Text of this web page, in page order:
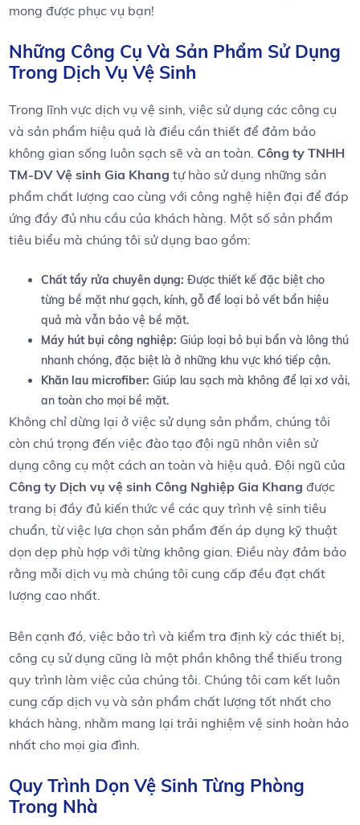
mong được phục vụ bạn!
Những Công Cụ Và Sản Phẩm Sử Dụng‌
Trong Dịch Vụ Vệ Sinh
Trong lĩnh​ vực ⁣dịch vụ vệ sinh,‍ việc sử dụng các công ‌cụ
và ⁣sản phẩm‌ hiệu quả là điều ‍cần thiết để ⁣đảm ‌bảo
‌không gian sống luôn sạch sẽ ​và an​ toàn. Công ty TNHH
TM-DV Vệ sinh Gia Khang tự hào sử dụng những ⁤sản
phẩm chất lượng cao cùng với công nghệ hiện đại để‌ đáp
ứng ⁤đầy đủ nhu cầu⁢ của khách hàng. Một ‍số ⁢sản ⁣phẩm
tiêu biểu mà chúng tôi sử dụng bao gồm:
Chất tẩy rửa chuyên dụng: Được thiết kế đặc biệt cho
từng bề‌ mặt như⁢ gạch, ‌kính, gỗ​ để ​loại ‌bỏ⁢ vết bẩn hiệu
quả mà vẫn bảo vệ bề mặt.
Máy hút bụi công nghiệp: Giúp loại bỏ bụi bẩn và lông thú
nhanh chóng, đặc biệt là ở những khu vực khó tiếp cận.
Khăn‌ lau microfiber: Giúp lau sạch mà không⁢ để⁤ lại xơ vải,
an toàn cho mọi bề mặt.
Không‍ chỉ dừng lại ở việc sử dụng sản ⁢phẩm, chúng tôi‌
còn chú trọng đến việc⁤ đào tạo⁤ đội ngũ ⁢nhân viên sử
dụng công ⁣cụ ⁢một cách an toàn và⁢ hiệu⁣ quả. Đội ngũ của
Công ty Dịch vụ‌ vệ sinh Công Nghiệp Gia Khang ​được
‌trang bị đầy đủ kiến thức về các quy trình ⁢vệ sinh tiêu‍
chuẩn, từ⁢ việc lựa chọn​ sản ​phẩm đến áp ‌dụng⁣ kỹ thuật
dọn dẹp phù hợp với từng không gian. Điều⁤ này đảm bảo⁣
rằng mỗi dịch vụ mà chúng tôi⁤ cung cấp đều đạt chất⁢
lượng cao nhất.
Bên ​cạnh đó, việc bảo trì và kiểm tra định⁣ kỳ các thiết‌ bị,
công ‌cụ sử dụng cũng⁣ là một phần không thể⁢ thiếu trong
quy trình làm việc của chúng ‌tôi. Chúng tôi‌ cam kết luôn
cung ‌cấp dịch ⁣vụ và sản phẩm chất lượng tốt nhất cho
khách hàng, nhằm mang​ lại‌ trải nghiệm vệ sinh​ hoàn hảo
‌nhất cho‌ mọi‍ gia đình.
Quy ⁣Trình ⁤Dọn​ Vệ Sinh Từng Phòng
‍Trong Nhà